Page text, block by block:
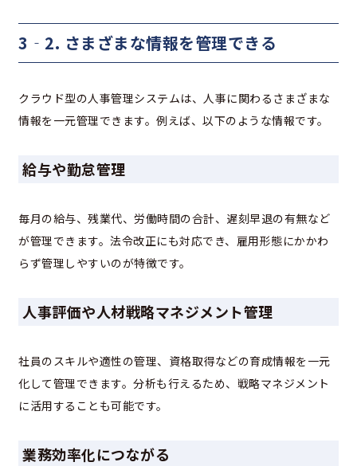
3‐2. さまざまな情報を管理できる
クラウド型の人事管理システムは、人事に関わるさまざまな
情報を一元管理できます。例えば、以下のような情報です。
給与や勤怠管理
毎月の給与、残業代、労働時間の合計、遅刻早退の有無など
が管理できます。法令改正にも対応でき、雇用形態にかかわ
らず管理しやすいのが特徴です。
人事評価や人材戦略マネジメント管理
社員のスキルや適性の管理、資格取得などの育成情報を一元
化して管理できます。分析も行えるため、戦略マネジメント
に活用することも可能です。
業務効率化につながる